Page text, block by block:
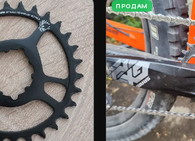
ПРОДАМ